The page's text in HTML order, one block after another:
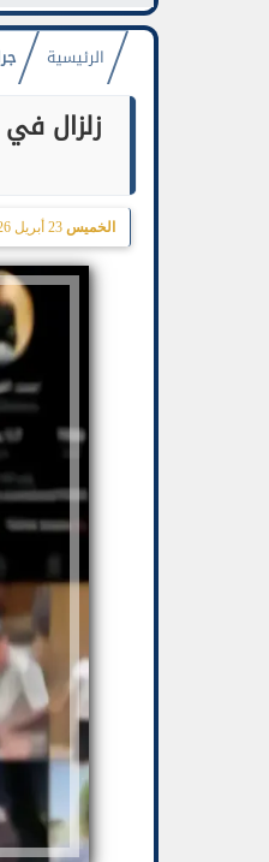
الرئيسية
زلزال
الخميس 23 أبريل 2026